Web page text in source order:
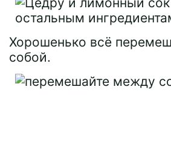
Хорошенько всё
собой.